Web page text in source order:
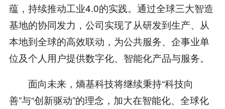
蕴，持续推动工业4.0的实践。通过全球三大智造
基地的协同发力，公司实现了从研发到生产、从
本地到全球的高效联动，为公共服务、企事业单
位及个人用户提供数字化、智能化产品与服务。
面向未来，熵基科技将继续秉持“科技向
善”与“创新驱动”的理念，加大在智能化、全球化